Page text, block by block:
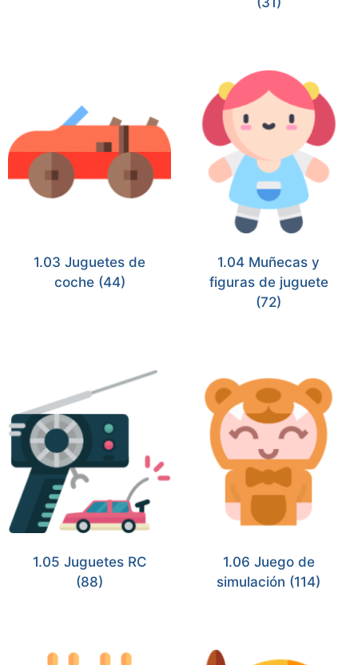
1.03 Juguetes de
coche (44)
1.04 Muñecas y
figuras de juguete
(72)
1.05 Juguetes RC
(88)
1.06 Juego de
simulación (114)